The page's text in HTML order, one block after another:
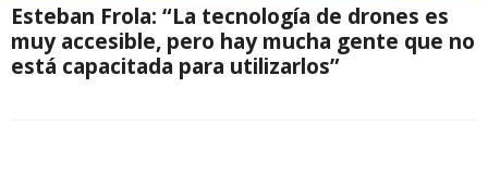
Esteban Frola: “La tecnología de drones es
muy accesible, pero hay mucha gente que no
está capacitada para utilizarlos”